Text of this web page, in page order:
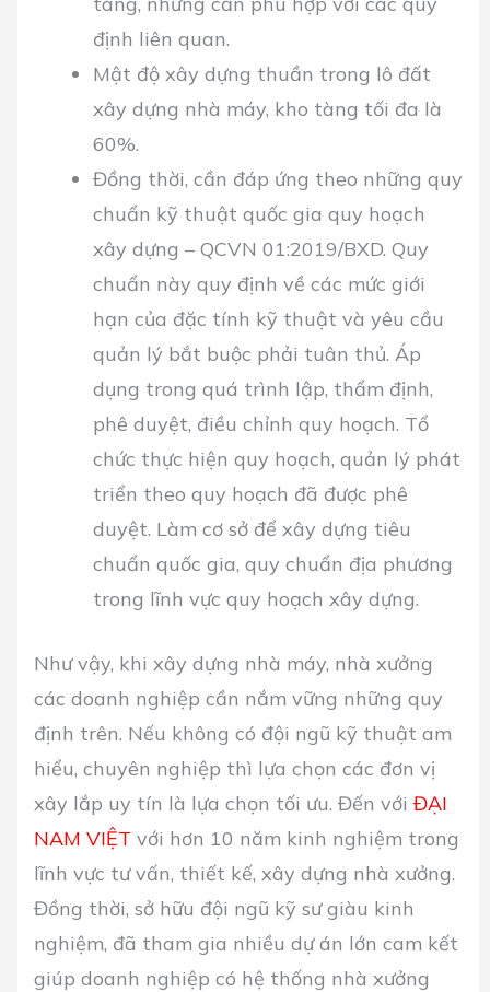
định liên quan.
Mật độ xây dựng thuần trong lô đất
xây dựng nhà máy, kho tàng tối đa là
60%.
Đồng thời, cần đáp ứng theo những quy
chuẩn kỹ thuật quốc gia quy hoạch
xây dựng – QCVN 01:2019/BXD. Quy
chuẩn này quy định về các mức giới
hạn của đặc tính kỹ thuật và yêu cầu
quản lý bắt buộc phải tuân thủ. Áp
dụng trong quá trình lập, thẩm định,
phê duyệt, điều chỉnh quy hoạch. Tổ
chức thực hiện quy hoạch, quản lý phát
triển theo quy hoạch đã được phê
duyệt. Làm cơ sở để xây dựng tiêu
chuẩn quốc gia, quy chuẩn địa phương
trong lĩnh vực quy hoạch xây dựng.
Như vậy, khi xây dựng nhà máy, nhà xưởng
các doanh nghiệp cần nắm vững những quy
định trên. Nếu không có đội ngũ kỹ thuật am
hiểu, chuyên nghiệp thì lựa chọn các đơn vị
xây lắp uy tín là lựa chọn tối ưu. Đến với ĐẠI
NAM VIỆT với hơn 10 năm kinh nghiệm trong
lĩnh vực tư vấn, thiết kế, xây dựng nhà xưởng.
Đồng thời, sở hữu đội ngũ kỹ sư giàu kinh
nghiệm, đã tham gia nhiều dự án lớn cam kết
giúp doanh nghiệp có hệ thống nhà xưởng